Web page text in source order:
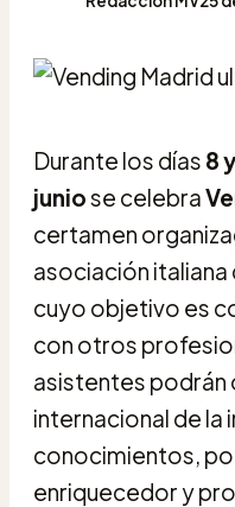
Durante los días 8
juniose celebra
certamen
asociación italiana
cuyo objetivo es
con otros
asistentes podrán
internacional de la
conocimientos,
enriquecedor y